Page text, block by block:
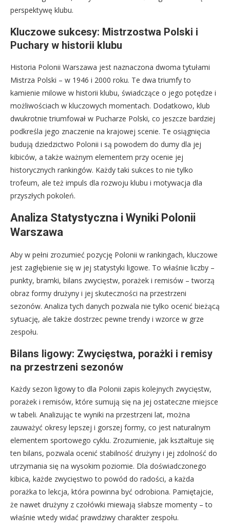
perspektywę klubu.
Kluczowe sukcesy: Mistrzostwa Polski i
Puchary w historii klubu
Historia Polonii Warszawa jest naznaczona dwoma tytułami
Mistrza Polski – w 1946 i 2000 roku. Te dwa triumfy to
kamienie milowe w historii klubu, świadczące o jego potędze i
możliwościach w kluczowych momentach. Dodatkowo, klub
dwukrotnie triumfował w Pucharze Polski, co jeszcze bardziej
podkreśla jego znaczenie na krajowej scenie. Te osiągnięcia
budują dziedzictwo Polonii i są powodem do dumy dla jej
kibiców, a także ważnym elementem przy ocenie jej
historycznych rankingów. Każdy taki sukces to nie tylko
trofeum, ale też impuls dla rozwoju klubu i motywacja dla
przyszłych pokoleń.
Analiza Statystyczna i Wyniki Polonii
Warszawa
Aby w pełni zrozumieć pozycję Polonii w rankingach, kluczowe
jest zagłębienie się w jej statystyki ligowe. To właśnie liczby –
punkty, bramki, bilans zwycięstw, porażek i remisów – tworzą
obraz formy drużyny i jej skuteczności na przestrzeni
sezonów. Analiza tych danych pozwala nie tylko ocenić bieżącą
sytuację, ale także dostrzec pewne trendy i wzorce w grze
zespołu.
Bilans ligowy: Zwycięstwa, porażki i remisy
na przestrzeni sezonów
Każdy sezon ligowy to dla Polonii zapis kolejnych zwycięstw,
porażek i remisów, które sumują się na jej ostateczne miejsce
w tabeli. Analizując te wyniki na przestrzeni lat, można
zauważyć okresy lepszej i gorszej formy, co jest naturalnym
elementem sportowego cyklu. Zrozumienie, jak kształtuje się
ten bilans, pozwala ocenić stabilność drużyny i jej zdolność do
utrzymania się na wysokim poziomie. Dla doświadczonego
kibica, każde zwycięstwo to powód do radości, a każda
porażka to lekcja, która powinna być odrobiona. Pamiętajcie,
że nawet drużyny z czołówki miewają słabsze momenty – to
właśnie wtedy widać prawdziwy charakter zespołu.